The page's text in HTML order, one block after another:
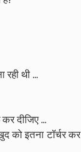
थी ...
दीजिए ...
को इतना टॉर्चर कर